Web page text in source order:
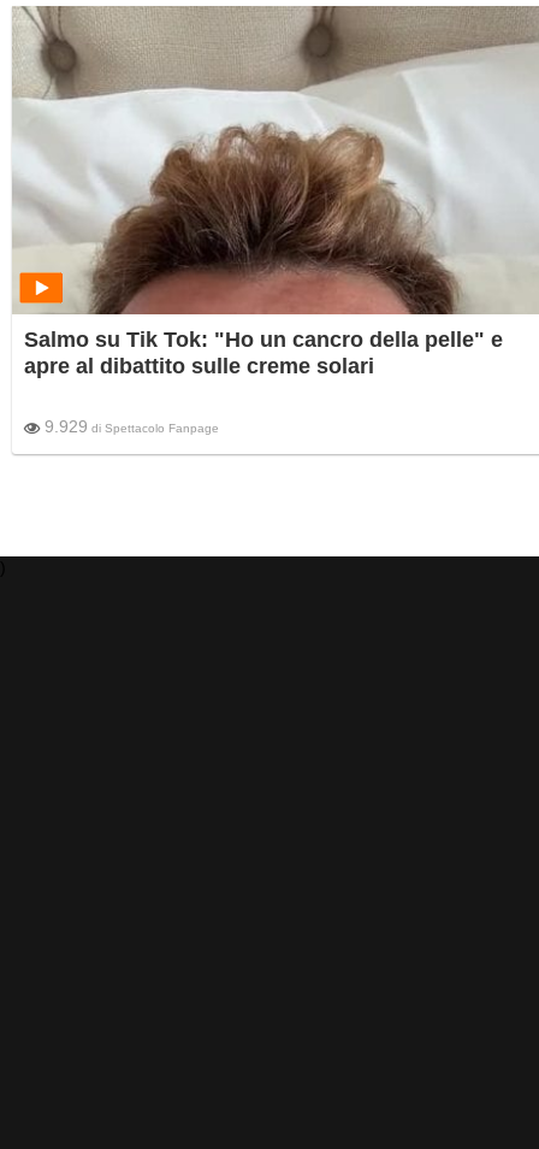
Salmo su Tik Tok: "Ho un cancro della pelle" e
apre al dibattito sulle creme solari
9.929 di Spettacolo Fanpage